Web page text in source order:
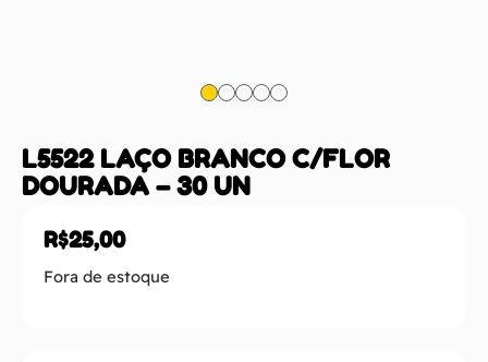
L5522 LAÇO BRANCO C/FLOR
DOURADA – 30 UN
R$25,00
Fora de estoque